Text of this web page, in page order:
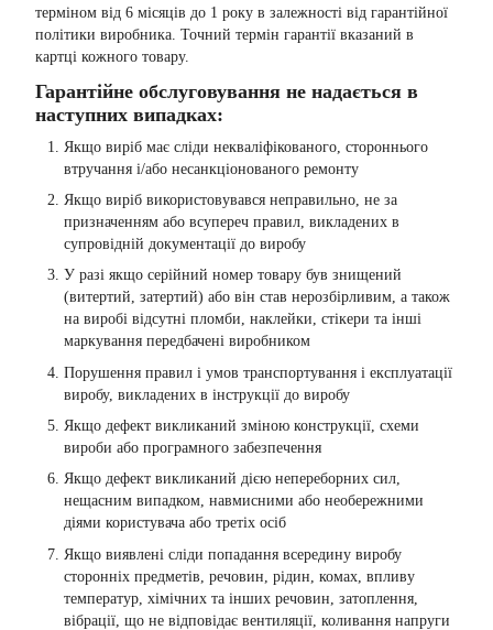
терміном від 6 місяців до 1 року в залежності від гарантійної
політики виробника. Точний термін гарантії вказаний в
картці кожного товару.
Гарантійне обслуговування не надається в
наступних випадках:
Якщо виріб має сліди некваліфікованого, стороннього
втручання і/або несанкціонованого ремонту
Якщо виріб використовувався неправильно, не за
призначенням або всупереч правил, викладених в
супровідній документації до виробу
У разі якщо серійний номер товару був знищений
(витертий, затертий) або він став нерозбірливим, а також
на виробі відсутні пломби, наклейки, стікери та інші
маркування передбачені виробником
Порушення правил і умов транспортування і експлуатації
виробу, викладених в інструкції до виробу
Якщо дефект викликаний зміною конструкції, схеми
вироби або програмного забезпечення
Якщо дефект викликаний дією непереборних сил,
нещасним випадком, навмисними або необережними
діями користувача або третіх осіб
Якщо виявлені сліди попадання всередину виробу
сторонніх предметів, речовин, рідин, комах, впливу
температур, хімічних та інших речовин, затоплення,
вібрації, що не відповідає вентиляції, коливання напруги